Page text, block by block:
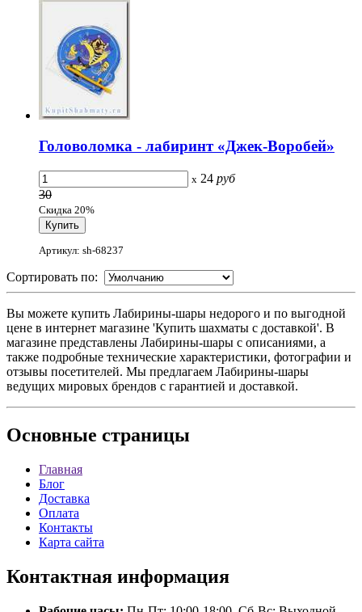
Головоломка - лабиринт «Джек-Воробей»
x 24 руб
30
Скидка 20%
Артикул: sh-68237
Сортировать по:
Вы можете купить Лабирины-шары недорого и по выгодной
цене в интернет магазине 'Купить шахматы с доставкой'. В
магазине представлены Лабирины-шары с описаниями, а
также подробные технические характеристики, фотографии и
отзывы посетителей. Мы предлагаем Лабирины-шары
ведущих мировых брендов с гарантией и доставкой.
Основные страницы
Главная
Блог
Доставка
Оплата
Контакты
Карта сайта
Контактная информация